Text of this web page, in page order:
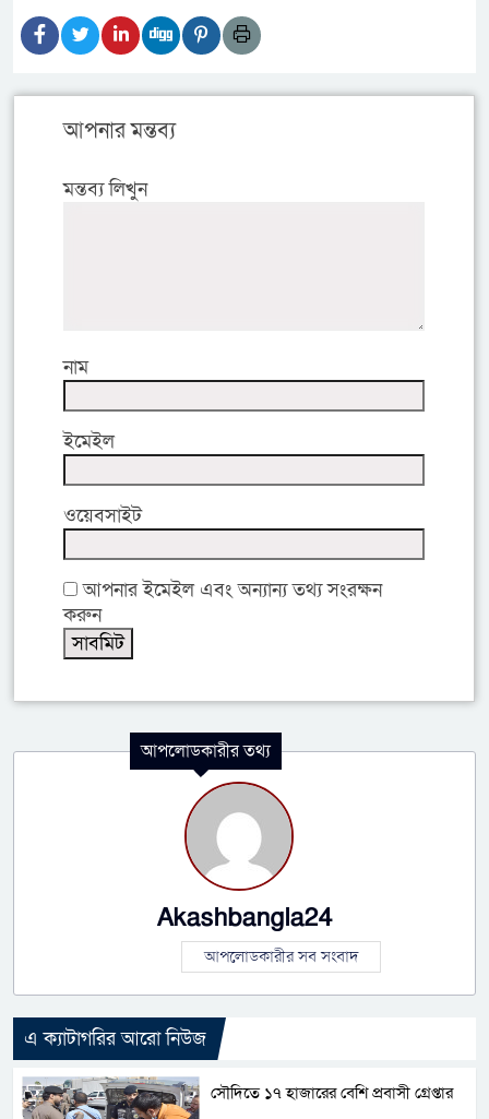
আপনার মন্তব্য
মন্তব্য লিখুন
নাম
ইমেইল
ওয়েবসাইট
আপনার ইমেইল এবং অন্যান্য তথ্য সংরক্ষন
করুন
আপলোডকারীর তথ্য
Akashbangla24
আপলোডকারীর সব সংবাদ
এ ক্যাটাগরির আরো নিউজ
সৌদিতে ১৭ হাজারের বেশি প্রবাসী গ্রেপ্তার